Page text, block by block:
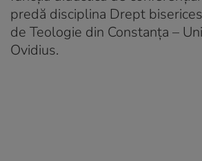
predă disciplina Drept
de Teologie din Constanța –
Ovidius.